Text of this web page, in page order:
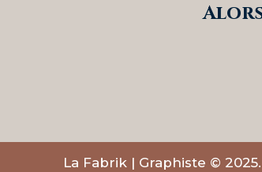
La Fabrik | Graphiste ©